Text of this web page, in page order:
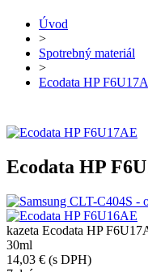
Úvod
>
Spotrebný materiál
>
Ecodata HP
Ecodata HP
kazeta Ecodata HP
30ml
14,03 € (s DPH)